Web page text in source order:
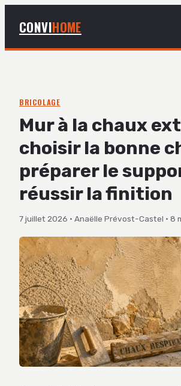
CONVIHOME
BRICOLAGE
DÉCO
JARDINAGE
BRICOLAGE
Mur à la chaux
choisir la bonne
préparer le
réussir la finition
7 juillet 2026 · Anaëlle Prévost-Castel · 8